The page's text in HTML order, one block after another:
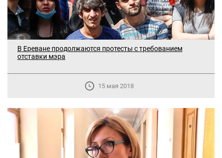
В Ереване продолжаются протесты с требованием
отставки мэра
15 мая 2018